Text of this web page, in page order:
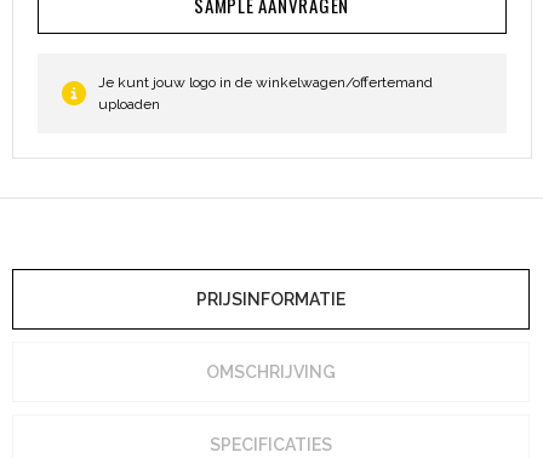
TrolleysJe kunt jouw logo in de winkelwagen/offertemand
uploaden
PRIJSINFORMATIE
OMSCHRIJVING
SPECIFICATIES